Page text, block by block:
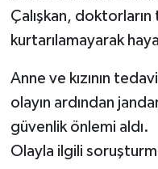
Çalışkan,
kurtarılamayarak
Anne ve kızının
olayın ardından
güvenlik önlemi aldı.
Olayla ilgili